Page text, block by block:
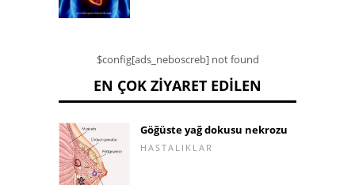
$config[ads_neboscreb] not found
EN ÇOK ZIYARET EDILEN
Göğüste yağ dokusu nekrozu
HASTALIKLAR